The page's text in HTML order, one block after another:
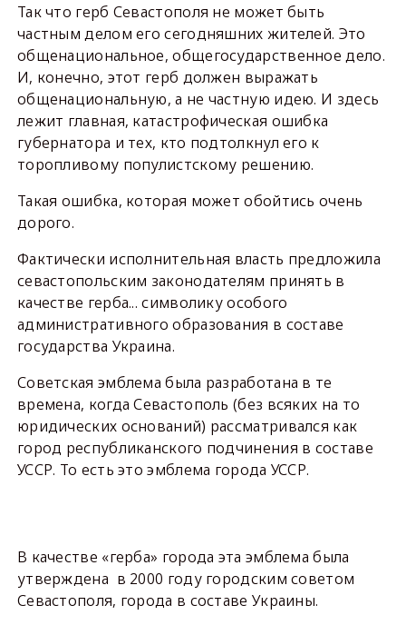
Так что герб Севастополя не может быть
частным делом его сегодняшних жителей. Это
общенациональное, общегосударственное дело.
И, конечно, этот герб должен выражать
общенациональную, а не частную идею. И здесь
лежит главная, катастрофическая ошибка
губернатора и тех, кто подтолкнул его к
торопливому популистскому решению.
Такая ошибка, которая может обойтись очень
дорого.
Фактически исполнительная власть предложила
севастопольским законодателям принять в
качестве герба... символику особого
административного образования в составе
государства Украина.
Советская эмблема была разработана в те
времена, когда Севастополь (без всяких на то
юридических оснований) рассматривался как
город республиканского подчинения в составе
УССР. То есть это эмблема города УССР.
В качестве «герба» города эта эмблема была
утверждена в 2000 году городским советом
Севастополя, города в составе Украины.